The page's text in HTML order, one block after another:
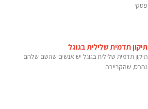
פסקי
תיקון תדמית שלילית בגוגל
תיקון תדמית שלילית בגוגל יש אנשים שהשם שלהם
נהרס, שהקריירה